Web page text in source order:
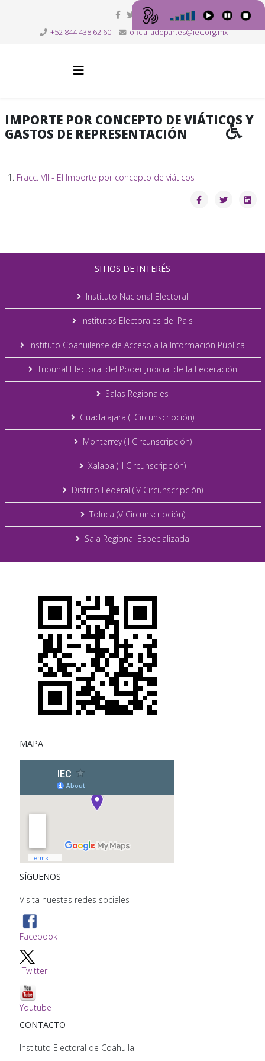
+52 844 438 62 60 oficialiadepartes@iec.org.mx
IMPORTE POR CONCEPTO DE VIÁTICOS Y
GASTOS DE REPRESENTACIÓN
Fracc. VII - El Importe por concepto de viáticos
SITIOS DE INTERÉS
Instituto Nacional Electoral
Institutos Electorales del Pais
Instituto Coahuilense de Acceso a la Información Pública
Tribunal Electoral del Poder Judicial de la Federación
Salas Regionales
Guadalajara (I Circunscripción)
Monterrey (II Circunscripción)
Xalapa (III Circunscripción)
Distrito Federal (IV Circunscripción)
Toluca (V Circunscripción)
Sala Regional Especializada
MAPA
SÍGUENOS
Visita nuestas redes sociales
Facebook
Twitter
Youtube
CONTACTO
Instituto Electoral de Coahuila